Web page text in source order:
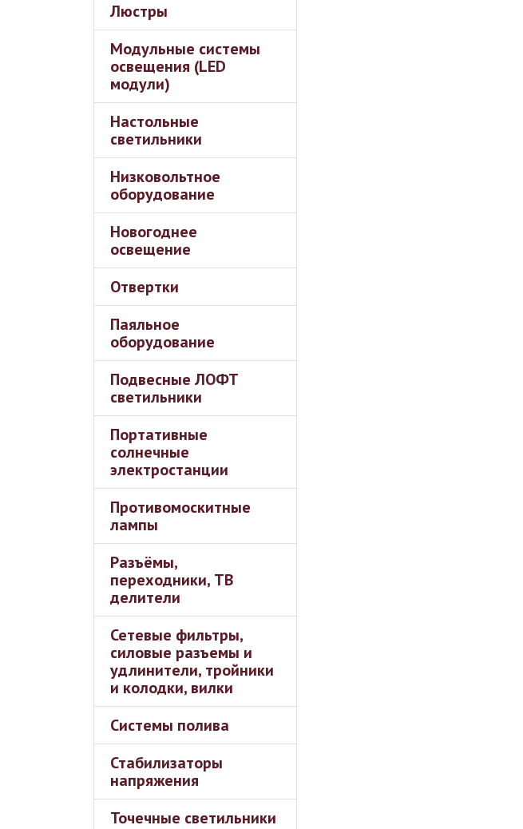
Люстры
Модульные системы
освещения (LED
модули)
Настольные
светильники
Низковольтное
оборудование
Новогоднее
освещение
Отвертки
Паяльное
оборудование
Подвесные ЛОФТ
светильники
Портативные
солнечные
электростанции
Противомоскитные
лампы
Разъёмы,
переходники, ТВ
делители
Сетевые фильтры,
силовые разъемы и
удлинители, тройники
и колодки, вилки
Системы полива
Стабилизаторы
напряжения
Точечные светильники